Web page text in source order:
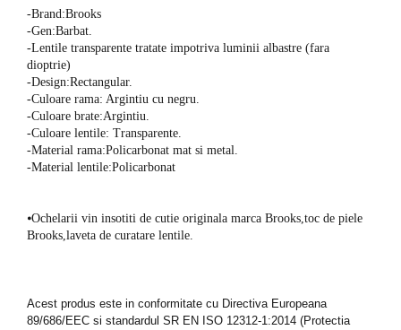
-Brand:Brooks
-Gen:Barbat.
-Lentile transparente tratate impotriva luminii albastre (fara
dioptrie)
-Design:Rectangular.
-Culoare rama: Argintiu cu negru.
-Culoare brate:Argintiu.
-Culoare lentile: Transparente.
-Material rama:Policarbonat mat si metal.
-Material lentile:Policarbonat
⦁Ochelarii vin insotiti de cutie originala marca Brooks,toc de piele
Brooks,laveta de curatare lentile.
Acest produs este in conformitate cu Directiva Europeana
89/686/EEC si standardul SR EN ISO 12312-1:2014 (Protectia